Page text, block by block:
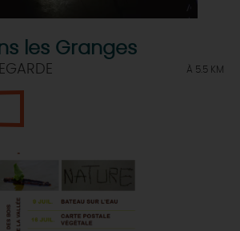
les Granges
À 5.5 KM